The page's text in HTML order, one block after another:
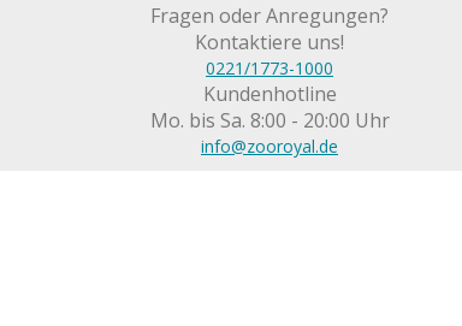
Fragen oder Anregungen?
Kontaktiere uns!
0221/1773-1000
Kundenhotline
Mo. bis Sa. 8:00 - 20:00 Uhr
info@zooroyal.de